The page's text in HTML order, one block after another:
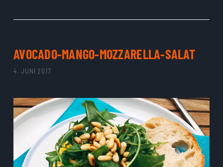
AVOCADO-MANGO-MOZZARELLA-SALAT
4. JUNI 2017